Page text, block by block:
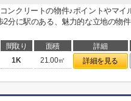
ンクリートの物件♪ポイントやマイ
2分に駅のある、魅力的な立地の物
間取り 面積 詳細
1K 21.00㎡ 詳細を見る